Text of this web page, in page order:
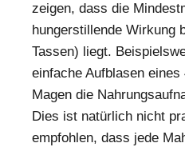
zeigen, dass die
hungerstillende Wirkung
Tassen) liegt.
einfache Aufblasen
Magen die
Dies ist natürlich nicht
empfohlen, dass jede